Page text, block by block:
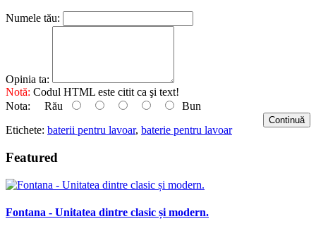
Numele tău:
Opinia ta:
Notă: Codul HTML este citit ca şi text!
Nota: Rău Bun
Continuă
Etichete: baterii pentru lavoar, baterie pentru lavoar
Featured
Fontana - Unitatea dintre clasic și modern.